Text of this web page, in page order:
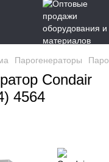
Парогенераторы
Condair
4564